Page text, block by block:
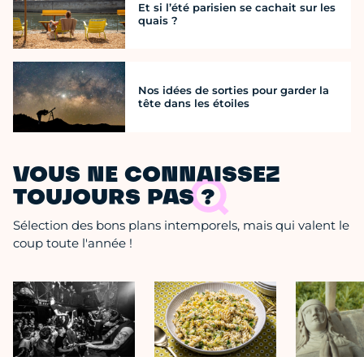
Et si l’été parisien se cachait sur les
quais ?
Nos idées de sorties pour garder la
tête dans les étoiles
VOUS NE CONNAISSEZ
TOUJOURS PAS ?
Sélection des bons plans intemporels, mais qui valent le
coup toute l'année !